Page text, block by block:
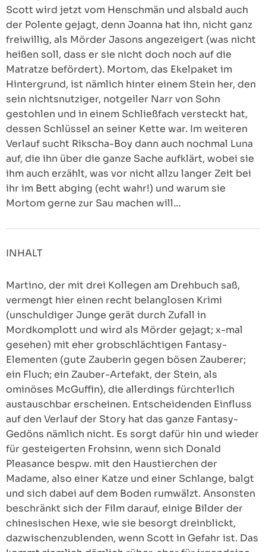
Scott wird jetzt vom Henschmän und alsbald auch
der Polente gejagt, denn Joanna hat ihn, nicht ganz
freiwillig, als Mörder Jasons angezeigert (was nicht
heißen soll, dass er sie nicht doch noch auf die
Matratze befördert). Mortom, das Ekelpaket im
Hintergrund, ist nämlich hinter einem Stein her, den
sein nichtsnutziger, notgeiler Narr von Sohn
gestohlen und in einem Schließfach versteckt hat,
dessen Schlüssel an seiner Kette war. Im weiteren
Verlauf sucht Rikscha-Boy dann auch nochmal Luna
auf, die ihn über die ganze Sache aufklärt, wobei sie
ihm auch erzählt, was vor nicht allzu langer Zeit bei
ihr im Bett abging (echt wahr!) und warum sie
Mortom gerne zur Sau machen will…
INHALT
Martino, der mit drei Kollegen am Drehbuch saß,
vermengt hier einen recht belanglosen Krimi
(unschuldiger Junge gerät durch Zufall in
Mordkomplott und wird als Mörder gejagt; x-mal
gesehen) mit eher grobschlächtigen Fantasy-
Elementen (gute Zauberin gegen bösen Zauberer;
ein Fluch; ein Zauber-Artefakt, der Stein, als
ominöses McGuffin), die allerdings fürchterlich
austauschbar erscheinen. Entscheidenden Einfluss
auf den Verlauf der Story hat das ganze Fantasy-
Gedöns nämlich nicht. Es sorgt dafür hin und wieder
für gesteigerten Frohsinn, wenn sich Donald
Pleasance bespw. mit den Haustierchen der
Madame, also einer Katze und einer Schlange, balgt
und sich dabei auf dem Boden rumwälzt. Ansonsten
beschränkt sich der Film darauf, einige Bilder der
chinesischen Hexe, wie sie besorgt dreinblickt,
dazwischenzublenden, wenn Scott in Gefahr ist. Das